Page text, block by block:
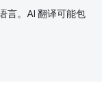
言。AI 翻译可能包